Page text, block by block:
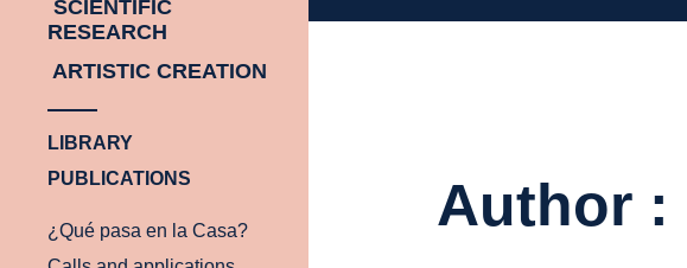
SCIENTIFIC
RESEARCH
ARTISTIC CREATION
LIBRARY
PUBLICATIONS
¿Qué pasa en la Casa?
Author :